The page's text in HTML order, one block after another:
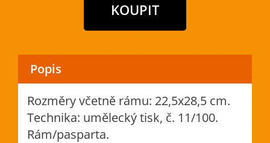
Popis
Rozměry včetně rámu: 22,5x28,5 cm.
Technika: umělecký tisk, č. 11/100.
Rám/pasparta.